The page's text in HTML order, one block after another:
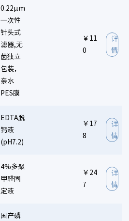
0.22µm
一次性
针头式
滤器,无
菌独立
包装，
亲水
PES膜
￥11
0
详
情
EDTA脱
钙液
(pH7.2)
￥17
8
详
情
4%多聚
甲醛固
定液
￥24
7
详
情
国产磷